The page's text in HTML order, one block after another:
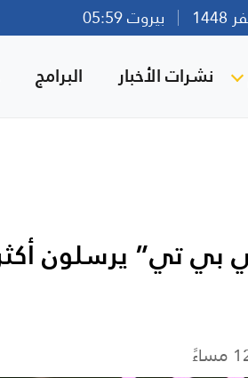
بيروت 05:59
نشرات الأخبار البرامج